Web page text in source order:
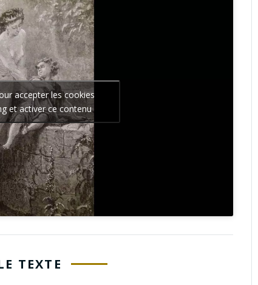
accepter les cookies
et activer ce contenu
TEXTE